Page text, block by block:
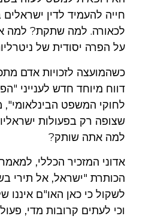
חייה להעמיד לדין
לכאורה. למה שתקת? למה
על הפרה יסודית של
כשהמועצה לזכויות אדם
דווח מיוחד חדש לענייני
לחוקי המשפט הבינלאומי",
שצופה רק בפעולות
למה אתה שותק?
אדוני המזכיר הכללי,
הכותרת "ישראל, אל תירי
לשקול כי כאן האו"ם
וכי לעתים קרובות מדי,